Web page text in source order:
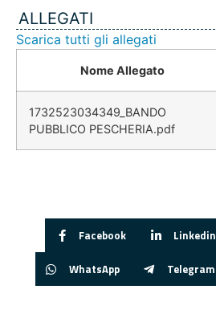
ALLEGATI
Scarica tutti gli allegati
Nome Allegato
1732523034349_BANDO
PUBBLICO PESCHERIA.pdf
Facebook Linkedin
WhatsApp Telegram